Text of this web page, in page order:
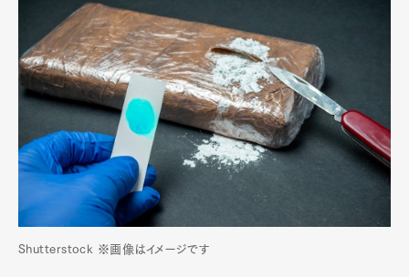
Shutterstock ※画像はイメージです